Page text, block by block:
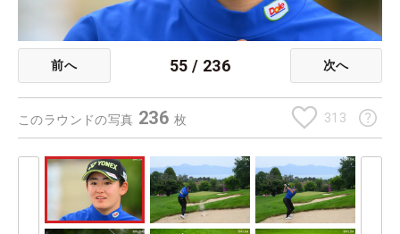
前へ 55 / 236 次へ
このラウンドの写真 236 枚 313